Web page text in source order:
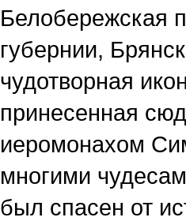
Белобережская
губернии,
чудотворная
принесенная
иеромонахом
многими
был спасен от